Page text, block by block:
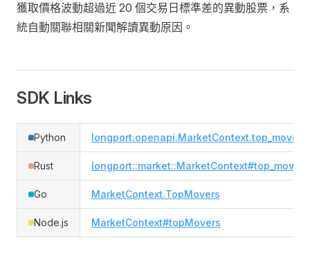
獲取價格波動超過近 20 個交易日標準差的異動股票，系
統自動關聯相關新聞解讀異動原因。
SDK Links
Python longport.openapi.MarketContext.top_movers
Rust longport::market::MarketContext#top_movers
Go MarketContext.TopMovers
Node.js MarketContext#topMovers